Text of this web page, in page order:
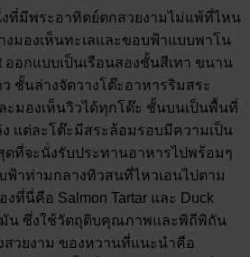
ที่มีพระอาทิตย์ตกสวยงามไม่แพ้ที่ไหน
มองเห็นทะเลและขอบฟ้าแบบพาโน
ออกแบบเป็นเรือนสองชั้นสีเทา ขนาน
ชั้นล่างจัดวางโต๊ะอาหารริมสระ
ะมองเห็นวิวได้ทุกโต๊ะ ชั้นบนเป็นพื้นที่
ง แต่ละโต๊ะมีสระล้อมรอบมีความเป็น
ที่จะนั่งรับประทานอาหารไปพร้อมๆ
าท่ามกลางทิวสนที่ไหวเอนไปตาม
ที่นี่คือ Salmon Tartar และ Duck
มัน ซึ่งใช้วัตถุดิบคุณภาพและพิถีพิถัน
สวยงาม ของหวานที่แนะนำคือ